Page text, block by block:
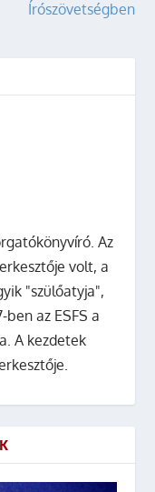
Írószövetségben
Az
volt, a
"szülőatyja",
az ESFS a
A kezdetek